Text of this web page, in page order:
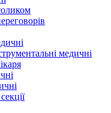
медичні